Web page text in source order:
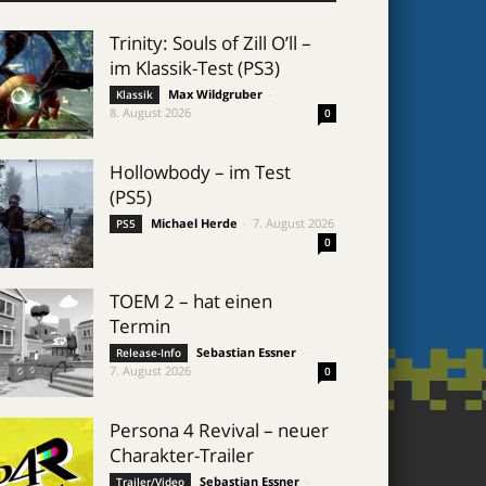
Trinity: Souls of Zill O’ll –
im Klassik-Test (PS3)
Klassik Max Wildgruber
8. August 2026
0
Hollowbody – im Test
(PS5)
PS5 Michael Herde 7. August 2026
0
TOEM 2 – hat einen
Termin
Release-Info Sebastian Essner
7. August 2026
0
Persona 4 Revival – neuer
Charakter-Trailer
Trailer/Video Sebastian Essner